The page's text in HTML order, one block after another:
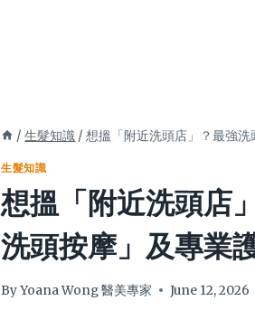
/ 生髮知識 / 想搵「附近洗頭店」？最強
生髮知識
想搵「附近洗頭店
洗頭按摩」及專業
ByYoana Wong 醫美專家 June 12, 2026